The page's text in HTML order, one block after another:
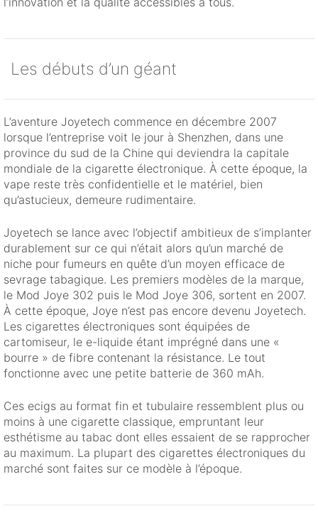
Les débuts d’un géant
L’aventure Joyetech commence en décembre 2007
lorsque l’entreprise voit le jour à Shenzhen, dans une
province du sud de la Chine qui deviendra la capitale
mondiale de la cigarette électronique. À cette époque, la
vape reste très confidentielle et le matériel, bien
qu’astucieux, demeure rudimentaire.
Joyetech se lance avec l’objectif ambitieux de s’implanter
durablement sur ce qui n’était alors qu’un marché de
niche pour fumeurs en quête d’un moyen efficace de
sevrage tabagique. Les premiers modèles de la marque,
le Mod Joye 302 puis le Mod Joye 306, sortent en 2007.
À cette époque, Joye n’est pas encore devenu Joyetech.
Les cigarettes électroniques sont équipées de
cartomiseur, le e-liquide étant imprégné dans une «
bourre » de fibre contenant la résistance. Le tout
fonctionne avec une petite batterie de 360 mAh.
Ces ecigs au format fin et tubulaire ressemblent plus ou
moins à une cigarette classique, empruntant leur
esthétisme au tabac dont elles essaient de se rapprocher
au maximum. La plupart des cigarettes électroniques du
marché sont faites sur ce modèle à l’époque.